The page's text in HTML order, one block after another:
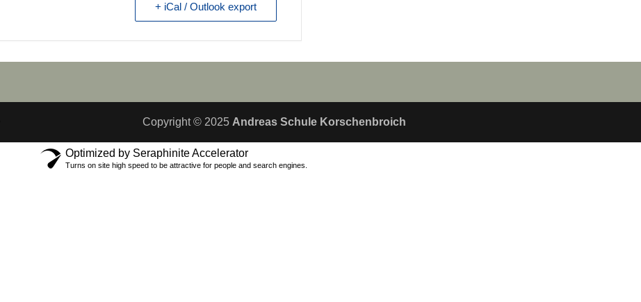
+ iCal / Outlook export
Copyright © 2025 Andreas Schule Korschenbroich
Optimized by Seraphinite Accelerator
Turns on site high speed to be attractive for people and search engines.